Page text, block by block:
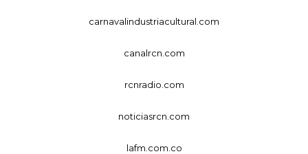
carnavalindustriacultural.com
canalrcn.com
rcnradio.com
noticiasrcn.com
lafm.com.co